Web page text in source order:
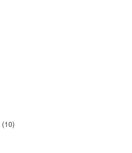
(10)